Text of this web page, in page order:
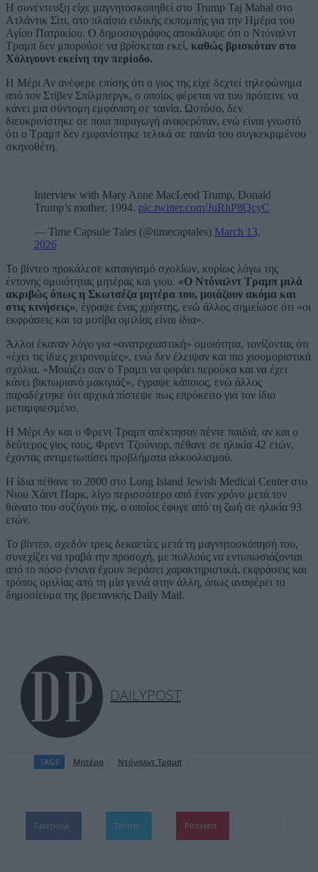
Η συνέντευξη είχε μαγνητοσκοπηθεί στο Trump Taj Mahal στο
Ατλάντικ Σίτι, στο πλαίσιο ειδικής εκπομπής για την Ημέρα του
Αγίου Πατρικίου. Ο δημοσιογράφος αποκάλυψε ότι ο Ντόναλντ
Τραμπ δεν μπορούσε να βρίσκεται εκεί, καθώς βρισκόταν στο
Χόλιγουντ εκείνη την περίοδο.
Η Μέρι Αν ανέφερε επίσης ότι ο γιος της είχε δεχτεί τηλεφώνημα
από τον Στίβεν Σπίλμπεργκ, ο οποίος φέρεται να του πρότεινε να
κάνει μια σύντομη εμφάνιση σε ταινία. Ωστόσο, δεν
διευκρινίστηκε σε ποια παραγωγή αναφερόταν, ενώ είναι γνωστό
ότι ο Τραμπ δεν εμφανίστηκε τελικά σε ταινία του συγκεκριμένου
σκηνοθέτη.
Interview with Mary Anne MacLeod Trump, Donald
Trump’s mother, 1994. pic.twitter.com/JuRhP8QcyC
— Time Capsule Tales (@timecaptales) March 13,
2026
Το βίντεο προκάλεσε καταιγισμό σχολίων, κυρίως λόγω της
έντονης ομοιότητας μητέρας και γιου. «Ο Ντόναλντ Τραμπ μιλά
ακριβώς όπως η Σκωτσέζα μητέρα του, μοιάζουν ακόμα και
στις κινήσεις», έγραψε ένας χρήστης, ενώ άλλος σημείωσε ότι «οι
εκφράσεις και τα μοτίβα ομιλίας είναι ίδια».
Άλλοι έκαναν λόγο για «ανατριχιαστική» ομοιότητα, τονίζοντας ότι
«έχει τις ίδιες χειρονομίες», ενώ δεν έλειψαν και πιο χιουμοριστικά
σχόλια. «Μοιάζει σαν ο Τραμπ να φοράει περούκα και να έχει
κάνει βικτωριανό μακιγιάζ», έγραψε κάποιος, ενώ άλλος
παραδέχτηκε ότι αρχικά πίστεψε πως επρόκειτο για τον ίδιο
μεταμφιεσμένο.
Η Μέρι Αν και ο Φρεντ Τραμπ απέκτησαν πέντε παιδιά, αν και ο
δεύτερος γιος τους, Φρεντ Τζούνιορ, πέθανε σε ηλικία 42 ετών,
έχοντας αντιμετωπίσει προβλήματα αλκοολισμού.
Η ίδια πέθανε το 2000 στο Long Island Jewish Medical Center στο
Νιου Χάιντ Παρκ, λίγο περισσότερο από έναν χρόνο μετά τον
θάνατο του συζύγου της, ο οποίος έφυγε από τη ζωή σε ηλικία 93
ετών.
Το βίντεο, σχεδόν τρεις δεκαετίες μετά τη μαγνητοσκόπησή του,
συνεχίζει να τραβά την προσοχή, με πολλούς να εντυπωσιάζονται
από το πόσο έντονα έχουν περάσει χαρακτηριστικά, εκφράσεις και
τρόπος ομιλίας από τη μία γενιά στην άλλη, όπως αναφέρει το
δημοσίευμα της βρετανικής Daily Mail.
DAILYPOST
TAGS Μητέρα Ντόναλντ Τραμπ
Facebook Twitter Pinterest